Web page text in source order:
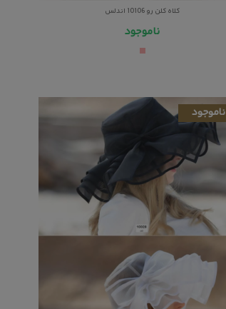
کلاه کلن رو 10106 اندلس
ناموجود
ناموجود